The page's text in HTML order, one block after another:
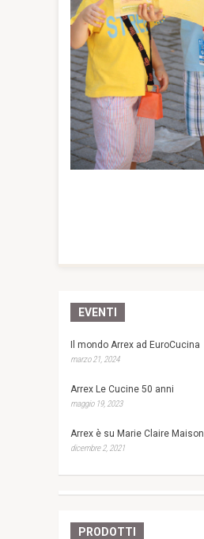
EVENTI
Il mondo Arrex ad EuroCucina
marzo 21, 2024
Arrex Le Cucine 50 anni
maggio 19, 2023
Arrex è su Marie Claire Maison
dicembre 2, 2021
PRODOTTI